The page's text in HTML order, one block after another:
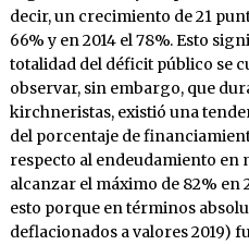
decir, un crecimiento de 21
66% y en 2014 el 78%. Esto
totalidad del déficit público se
observar, sin embargo, que
kirchneristas, existió una
del porcentaje de
respecto al endeudamiento en
alcanzar el máximo de 82% en
esto porque en términos
deflacionados a valores 2019)